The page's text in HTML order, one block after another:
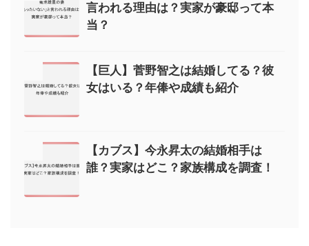
言われる理由は？実家が豪邸って本
当？
【巨人】菅野智之は結婚してる？彼
女はいる？年俸や成績も紹介
【カブス】今永昇太の結婚相手は
誰？実家はどこ？家族構成を調査！